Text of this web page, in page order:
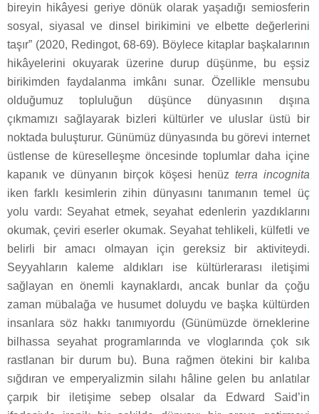
bireyin hikâyesi geriye dönük olarak yaşadığı semiosferin
sosyal, siyasal ve dinsel birikimini ve elbette değerlerini
taşır” (2020, Redingot, 68-69). Böylece kitaplar başkalarının
hikâyelerini okuyarak üzerine durup düşünme, bu eşsiz
birikimden faydalanma imkânı sunar. Özellikle mensubu
olduğumuz topluluğun düşünce dünyasının dışına
çıkmamızı sağlayarak bizleri kültürler ve uluslar üstü bir
noktada buluşturur. Günümüz dünyasında bu görevi internet
üstlense de küreselleşme öncesinde toplumlar daha içine
kapanık ve dünyanın birçok köşesi henüz terra incognita
iken farklı kesimlerin zihin dünyasını tanımanın temel üç
yolu vardı: Seyahat etmek, seyahat edenlerin yazdıklarını
okumak, çeviri eserler okumak. Seyahat tehlikeli, külfetli ve
belirli bir amacı olmayan için gereksiz bir aktiviteydi.
Seyyahların kaleme aldıkları ise kültürlerarası iletişimi
sağlayan en önemli kaynaklardı, ancak bunlar da çoğu
zaman mübalağa ve husumet doluydu ve başka kültürden
insanlara söz hakkı tanımıyordu (Günümüzde örneklerine
bilhassa seyahat programlarında ve vloglarında çok sık
rastlanan bir durum bu). Buna rağmen ötekini bir kalıba
sığdıran ve emperyalizmin silahı hâline gelen bu anlatılar
çarpık bir iletişime sebep olsalar da Edward Said’in